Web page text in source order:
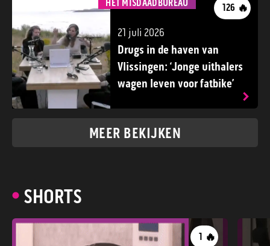
HET MISDAADBUREAU 126 🔥
21 juli 2026
Drugs in de haven van
Vlissingen: ‘Jonge uithalers
wagen leven voor fatbike’
MEER BEKIJKEN
SHORTS
1 🔥